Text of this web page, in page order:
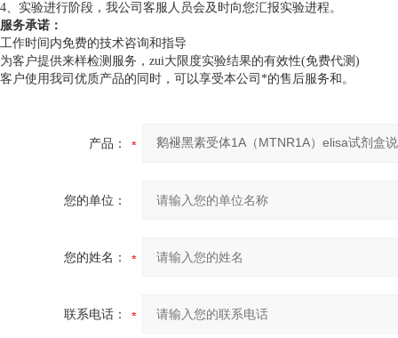
4、实验进行阶段，我公司客服人员会及时向您汇报实验进程。
服务承诺：
工作时间内免费的技术咨询和指导
为客户提供来样检测服务，zui大限度实验结果的有效性(免费代测)
客户使用我司优质产品的同时，可以享受本公司*的售后服务和。
产品：
您的单位：
您的姓名：
联系电话：